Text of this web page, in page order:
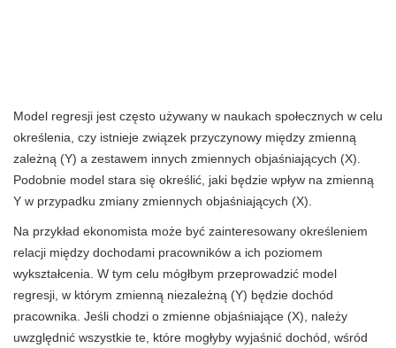
Model regresji jest często używany w naukach społecznych w celu
określenia, czy istnieje związek przyczynowy między zmienną
zależną (Y) a zestawem innych zmiennych objaśniających (X).
Podobnie model stara się określić, jaki będzie wpływ na zmienną
Y w przypadku zmiany zmiennych objaśniających (X).
Na przykład ekonomista może być zainteresowany określeniem
relacji między dochodami pracowników a ich poziomem
wykształcenia. W tym celu mógłbym przeprowadzić model
regresji, w którym zmienną niezależną (Y) będzie dochód
pracownika. Jeśli chodzi o zmienne objaśniające (X), należy
uwzględnić wszystkie te, które mogłyby wyjaśnić dochód, wśród